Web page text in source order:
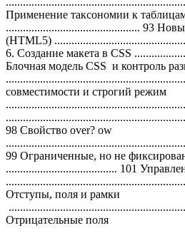
Применение таксономии к
............................................... 93
(HTML5)
6. Создание макета в CSS
Блочная модель CSS и контроль
совместимости и строгий режим
98 Свойство over? ow
99 Ограниченные, но не
....................................... 101
Отступы, поля и рамки
Отрицательные поля